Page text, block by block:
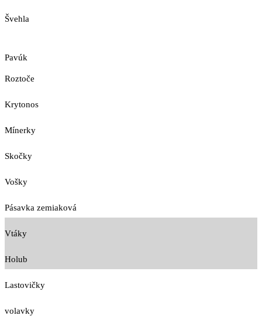
Švehla
Pavúk
Roztoče
Krytonos
Mínerky
Skočky
Vošky
Pásavka zemiaková
Vtáky
Holub
Lastovičky
volavky